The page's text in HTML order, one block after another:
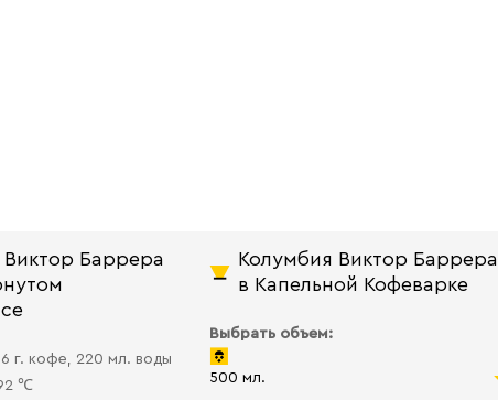
Виктор Баррера
г. кофе, 220 мл. воды
℃
Колумбия Виктор Баррера
в Капельной Кофеварке
Выбрать объем:
500 мл.